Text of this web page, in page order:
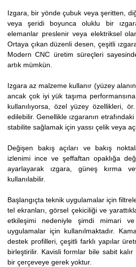
Izgara, bir yönde çubuk veya şeritten,
veya şeridi boyunca oluklu bir
elemanlar preslenir veya elektriksel
Ortaya çıkan düzenli desen, çeşitli
Modern CNC üretim süreçleri
artık mümkün.
Izgara az malzeme kullanır (yüzey
ancak çok iyi yük taşıma
kullanılıyorsa, özel yüzey özellikleri,
edilebilir. Genellikle ızgaranın etrafındaki
stabilite sağlamak için yassı çelik veya
Değişen bakış açıları ve bakış
izlenimi ince ve şeffaftan opaklığa
ayarlayarak ızgara, güneş kırma
kullanılabilir.
Başlangıçta teknik uygulamalar için
tel ekranları, görsel çekiciliği ve
etkileşimi nedeniyle şimdi mimari
uygulamalar için kullanılmaktadır.
destek profilleri, çeşitli farklı yapılar
birleştirilir. Kavisli formlar bile sabit
bir çerçeveye gerek yoktur.